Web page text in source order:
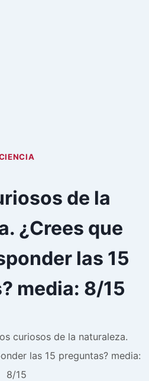
de la
¿Crees que
las 15
media: 8/15
curiosos de la naturaleza.
las 15 preguntas? media:
8/15